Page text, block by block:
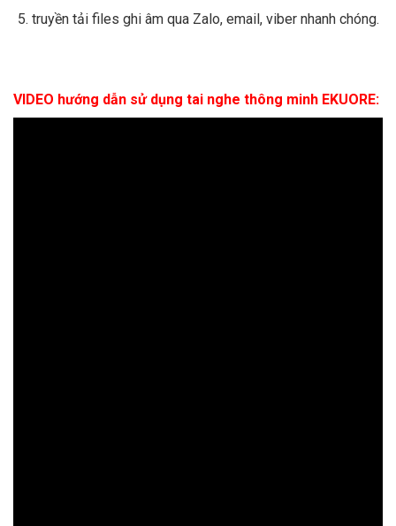
truyền tải files ghi âm qua Zalo, email, viber nhanh chóng.
VIDEO hướng dẫn sử dụng tai nghe thông minh EKUORE: